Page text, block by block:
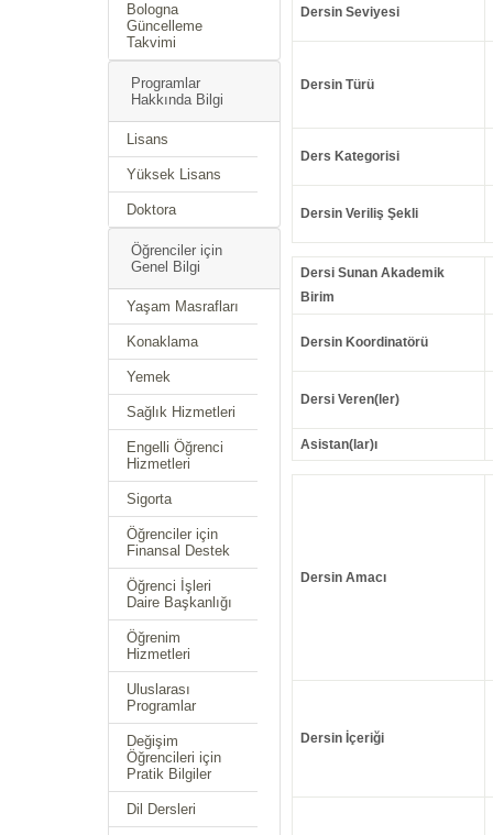
Bologna
Güncelleme
Takvimi
Programlar
Hakkında Bilgi
Lisans
Yüksek Lisans
Doktora
Öğrenciler için
Genel Bilgi
Yaşam Masrafları
Konaklama
Yemek
Sağlık Hizmetleri
Engelli Öğrenci
Hizmetleri
Sigorta
Öğrenciler için
Finansal Destek
Öğrenci İşleri
Daire Başkanlığı
Öğrenim
Hizmetleri
Uluslarası
Programlar
Değişim
Öğrencileri için
Pratik Bilgiler
Dil Dersleri
Dersin Seviyesi
Dersin Türü
Ders Kategorisi
Dersin Veriliş Şekli
Dersi Sunan Akademik
Birim
Dersin Koordinatörü
Dersi Veren(ler)
Asistan(lar)ı
Dersin Amacı
Dersin İçeriği